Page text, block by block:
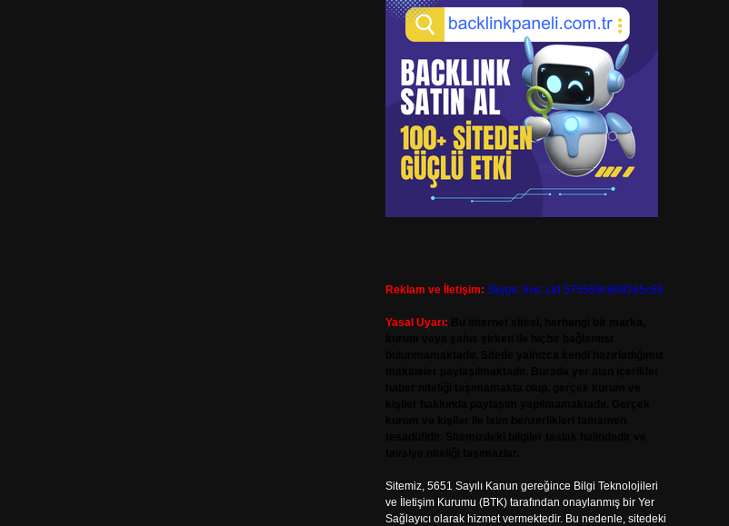
Reklam ve İletişim: Skype: live:.cid.575569c608265c69
Yasal Uyarı:
Sitemiz, 5651 Sayılı Kanun gereğince Bilgi Teknolojileri
ve İletişim Kurumu (BTK) tarafından onaylanmış bir Yer
Sağlayıcı olarak hizmet vermektedir. Bu nedenle, sitedeki